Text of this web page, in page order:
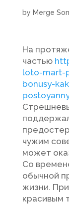
by Merge
На
частью
loto-mart-
bonusy-
чужим
может
Со
обычной
жизни.
красивым